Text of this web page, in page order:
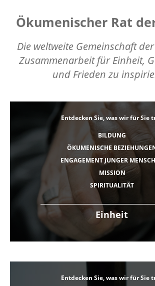
Ökumenischer Rat
Die weltweite Gemeinschaft
Zusammenarbeit für Einheit,
und Frieden zu
Einheit
Entdecken Sie, was wir für Sie
BILDUNG
ÖKUMENISCHE
ENGAGEMENT JUNGER
MISSION
SPIRITUALITÄT
Entdecken Sie, was wir für Sie